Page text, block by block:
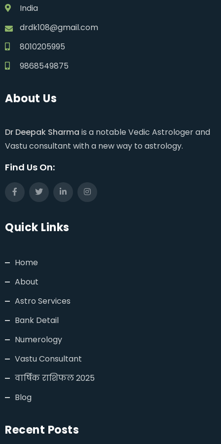
India
drdk108@gmail.com
8010205995
9868549875
About Us
Dr Deepak Sharma is a notable Vedic Astrologer and
Vastu consultant with a new way to astrology.
Find Us On:
Quick Links
Home
About
Astro Services
Bank Detail
Numerology
Vastu Consultant
वार्षिक राशिफल 2025
Blog
Recent Posts